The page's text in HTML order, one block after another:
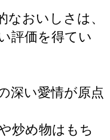
なおいしさは、
評価を得てい
深い愛情が原点
炒め物はもち